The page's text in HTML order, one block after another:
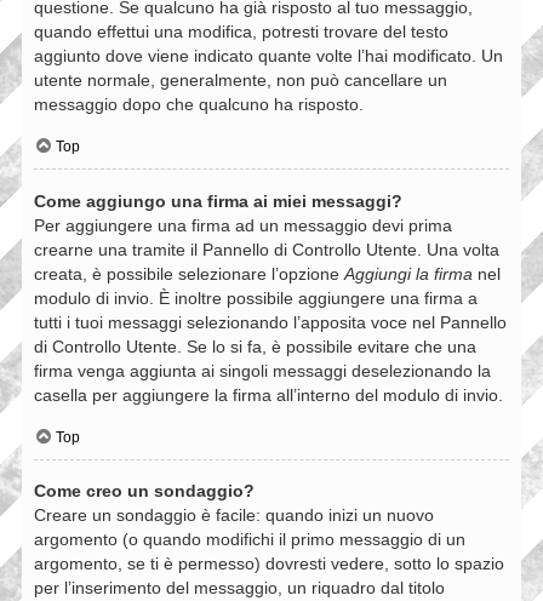
questione. Se qualcuno ha già risposto al tuo messaggio,
quando effettui una modifica, potresti trovare del testo
aggiunto dove viene indicato quante volte l’hai modificato. Un
utente normale, generalmente, non può cancellare un
messaggio dopo che qualcuno ha risposto.
Top
Come aggiungo una firma ai miei messaggi?
Per aggiungere una firma ad un messaggio devi prima
crearne una tramite il Pannello di Controllo Utente. Una volta
creata, è possibile selezionare l’opzione Aggiungi la firma nel
modulo di invio. È inoltre possibile aggiungere una firma a
tutti i tuoi messaggi selezionando l’apposita voce nel Pannello
di Controllo Utente. Se lo si fa, è possibile evitare che una
firma venga aggiunta ai singoli messaggi deselezionando la
casella per aggiungere la firma all’interno del modulo di invio.
Top
Come creo un sondaggio?
Creare un sondaggio è facile: quando inizi un nuovo
argomento (o quando modifichi il primo messaggio di un
argomento, se ti è permesso) dovresti vedere, sotto lo spazio
per l’inserimento del messaggio, un riquadro dal titolo